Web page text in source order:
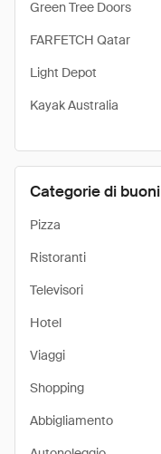
Green Tree Doors
FARFETCH Qatar
Light Depot
Kayak Australia
Categorie di buoni
Pizza
Ristoranti
Televisori
Hotel
Viaggi
Shopping
Abbigliamento